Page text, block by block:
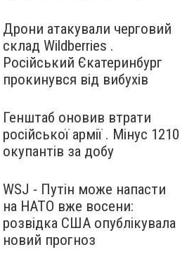
Дрони атакували черговий
склад Wildberries .
Російський Єкатеринбург
прокинувся від вибухів
Генштаб оновив втрати
російської армії . Мінус 1210
окупантів за добу
WSJ - Путін може напасти
на НАТО вже восени:
розвідка США опублікувала
новий прогноз